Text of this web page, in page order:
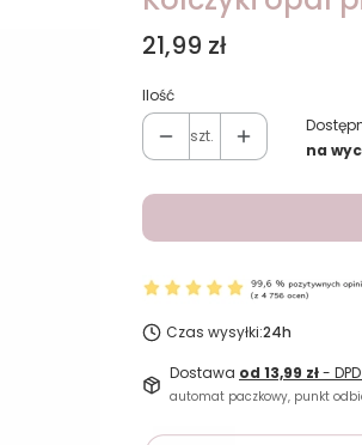
Cena
21,99 zł
Ilość
szt.
na
Czas wysyłki:24h
Dostawa od 13,99 zł-
automat paczkowy, punkt